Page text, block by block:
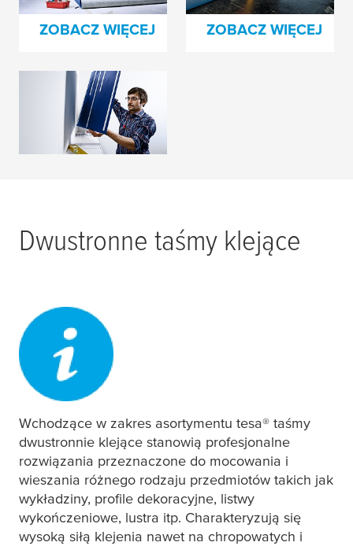
ZOBACZ WIĘCEJ ZOBACZ WIĘCEJ
Taśmy montażowe
ZOBACZ WIĘCEJ
Dwustronne taśmy klejące
Wchodzące w zakres asortymentu tesa® taśmy
dwustronnie klejące stanowią profesjonalne
rozwiązania przeznaczone do mocowania i
wieszania różnego rodzaju przedmiotów takich jak
wykładziny, profile dekoracyjne, listwy
wykończeniowe, lustra itp. Charakteryzują się
wysoką siłą klejenia nawet na chropowatych i